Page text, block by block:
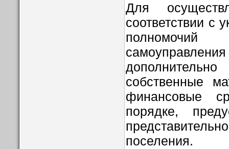
Для
соответствии с
собственные
финансовые
порядке,
поселения.